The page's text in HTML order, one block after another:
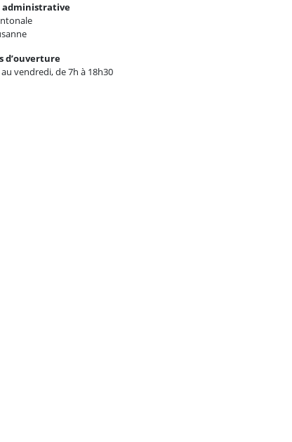
administrative
d’ouverture
vendredi, de 7h à 18h30